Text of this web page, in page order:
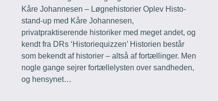
Kåre Johannesen – Løgnehistorier Oplev Histo-
stand-up med Kåre Johannesen,
privatpraktiserende historiker med meget andet, og
kendt fra DRs ‘Historiequizzen’ Historien består
som bekendt af historier – altså af fortællinger. Men
nogle gange sejrer fortællelysten over sandheden,
og hensynet…